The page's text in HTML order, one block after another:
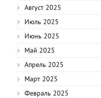
Август 2025
Июль 2025
Июнь 2025
Май 2025
Апрель 2025
Март 2025
Февраль 2025